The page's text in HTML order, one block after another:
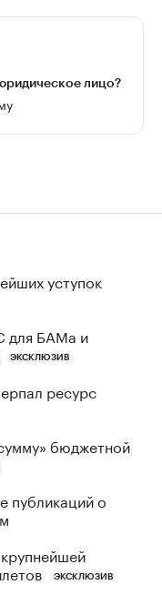
лицо?
уступок
для БАМа и
ЭКСКЛЮЗИВ
ресурс
бюджетной
публикаций о
ЭКСКЛЮЗИВ